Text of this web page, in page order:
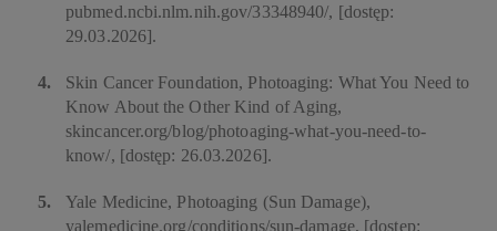
pubmed.ncbi.nlm.nih.gov/33348940/, [dostęp:
29.03.2026].
Skin Cancer Foundation, Photoaging: What You Need to
Know About the Other Kind of Aging,
skincancer.org/blog/photoaging-what-you-need-to-
know/, [dostęp: 26.03.2026].
Yale Medicine, Photoaging (Sun Damage),
yalemedicine.org/conditions/sun-damage, [dostęp: